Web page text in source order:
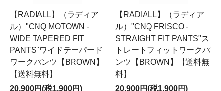
【RADIALL】（ラディア
ル）"CNQ MOTOWN -
WIDE TAPERED FIT
PANTS"ワイドテーパード
ワークパンツ【BROWN】
【送料無料】
20,900円(税1,900円)
【RADIALL】（ラディア
ル）"CNQ FRISCO -
STRAIGHT FIT PANTS"ス
トレートフィットワークパ
ンツ【BROWN】【送料無
料】
20,900円(税1,900円)